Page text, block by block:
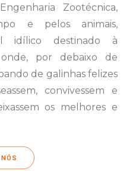
Zootécnica,
e pelos animais,
idílico destinado à
por debaixo de
de galinhas felizes
convivessem e
os melhores e